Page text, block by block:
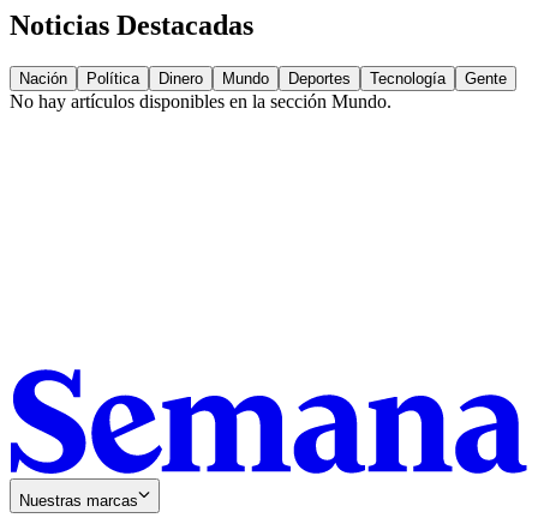
Noticias Destacadas
Nación Política Dinero Mundo Deportes Tecnología Gente
No hay artículos disponibles en la sección Mundo.
Nuestras marcas